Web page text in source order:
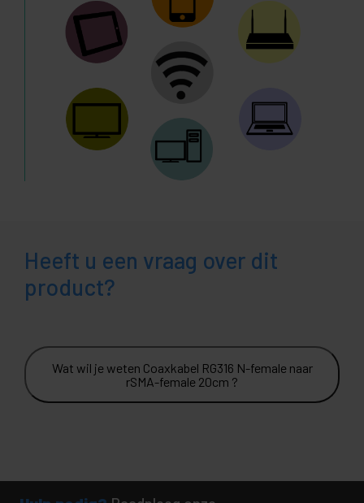
Heeft u een vraag over dit
product?
Wat wil je weten Coaxkabel RG316 N-female naar
rSMA-female 20cm ?